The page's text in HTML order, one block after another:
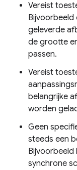
Vereist
geleverde
de grootte
passen.
Vereist
belangrijke
worden
Geen
steeds een
synchrone